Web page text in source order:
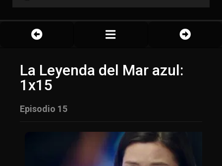
La Leyenda del Mar azul:
1x15
Episodio 15